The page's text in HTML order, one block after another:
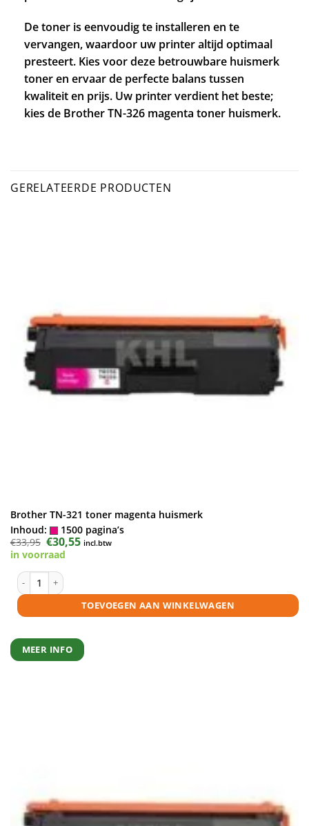
De toner is eenvoudig te installeren en te
vervangen, waardoor uw printer altijd optimaal
presteert. Kies voor deze betrouwbare huismerk
toner en ervaar de perfecte balans tussen
kwaliteit en prijs. Uw printer verdient het beste;
kies de Brother TN-326 magenta toner huismerk.
GERELATEERDE PRODUCTEN
Brother TN-321 toner magenta huismerk
Inhoud:
1500 pagina’s
€33,95 Oorspronkelijke
prijs
was:
€30,55Huidige
prijs
incl.btw
in voorraad
Brother TN-321 toner magenta huismerk aantal
TOEVOEGEN AAN WINKELWAGEN
MEER INFO